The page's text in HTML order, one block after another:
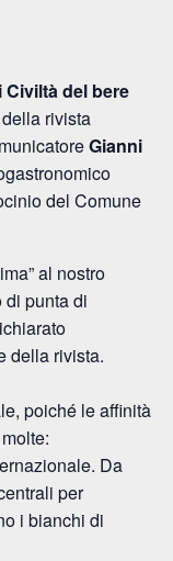
Civiltà del bere
rivista
Gianni
del Comune
al nostro
di punta di
della rivista.
poiché le affinità
Da
per
i bianchi di